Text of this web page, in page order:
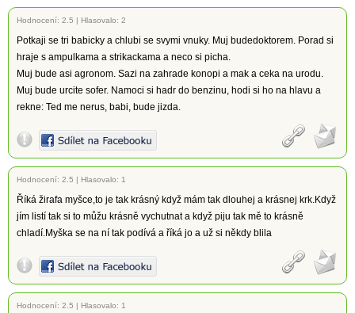
Hodnocení: 2.5 | Hlasovalo: 2
Potkaji se tri babicky a chlubi se svymi vnuky. Muj budedoktorem. Porad si
hraje s ampulkama a strikackama a neco si picha.
Muj bude asi agronom. Sazi na zahrade konopi a mak a ceka na urodu.
Muj bude urcite sofer. Namoci si hadr do benzinu, hodi si ho na hlavu a
rekne: Ted me nerus, babi, bude jizda.
Hodnocení: 2.5 | Hlasovalo: 1
Říká žirafa myšce,to je tak krásný když mám tak dlouhej a krásnej krk.Když
jím listí tak si to můžu krásně vychutnat a když piju tak mě to krásně
chladí.Myška se na ní tak podívá a říká jo a už si někdy blila
Hodnocení: 2.5 | Hlasovalo: 1